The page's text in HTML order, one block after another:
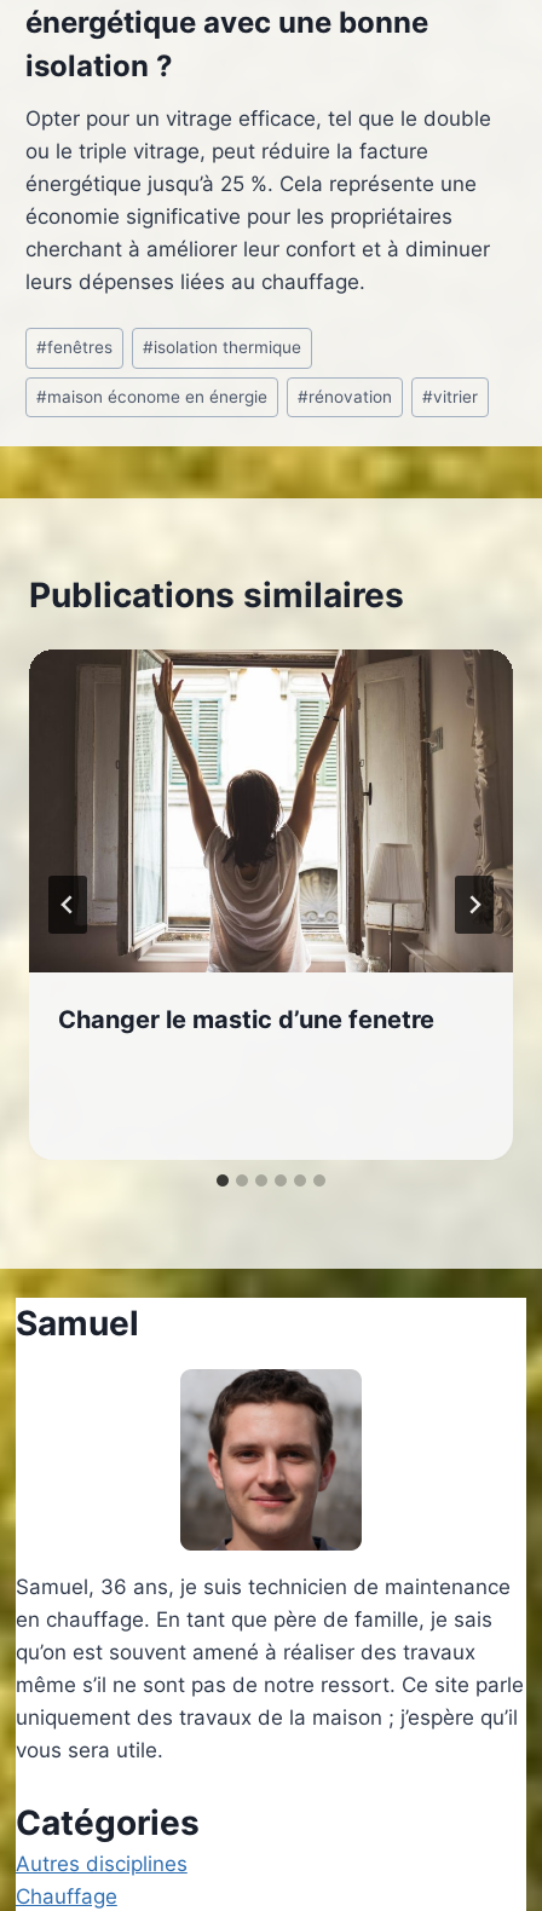
énergétique avec une bonne
isolation ?
Opter pour un vitrage efficace, tel que le double
ou le triple vitrage, peut réduire la facture
énergétique jusqu’à 25 %. Cela représente une
économie significative pour les propriétaires
cherchant à améliorer leur confort et à diminuer
leurs dépenses liées au chauffage.
Étiquettes
de
la
#fenêtres #isolation thermique
#maison économe en énergie #rénovation #vitrier
Publications similaires
Changer le mastic d’une fenetre
Samuel
Samuel, 36 ans, je suis technicien de maintenance
en chauffage. En tant que père de famille, je sais
qu’on est souvent amené à réaliser des travaux
même s’il ne sont pas de notre ressort. Ce site parle
uniquement des travaux de la maison ; j’espère qu’il
vous sera utile.
Catégories
Autres disciplines
Chauffage